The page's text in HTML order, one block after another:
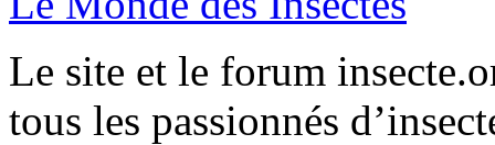
Le site et le forum
tous les passionnés